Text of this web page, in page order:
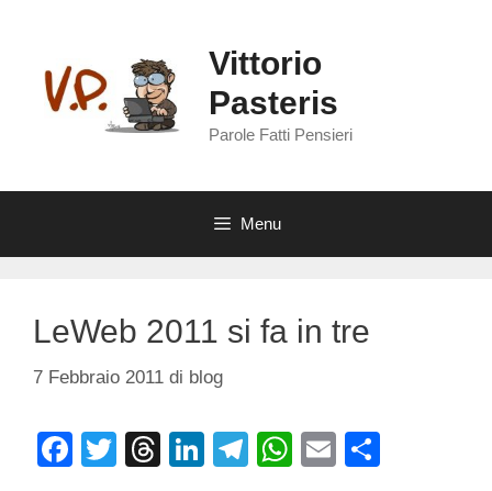
contenuto
Vittorio
Pasteris
Parole Fatti Pensieri
Menu
LeWeb 2011 si fa in tre
7 Febbraio 2011 di blog
F
T
T
Li
T
W E